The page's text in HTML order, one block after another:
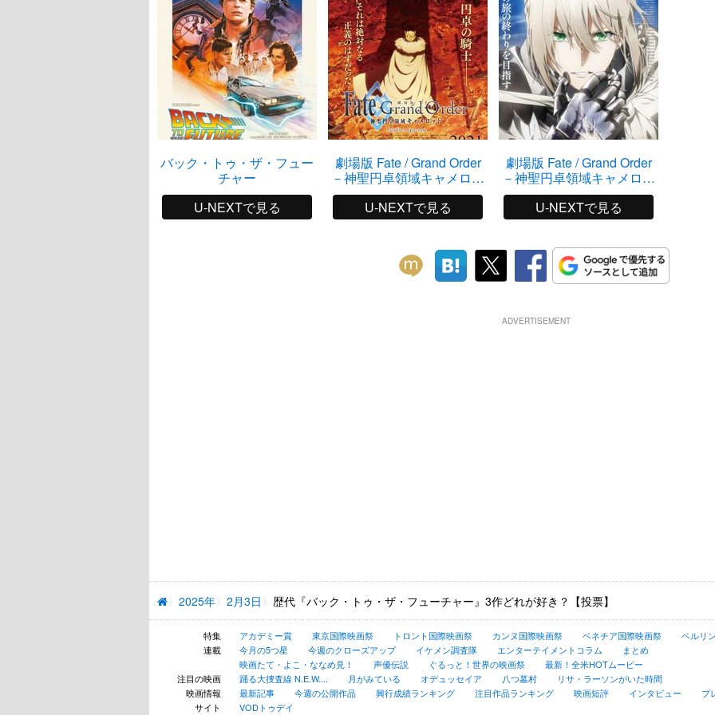
バック・トゥ・ザ・フュー
チャー
U-NEXTで見る
劇場版 Fate / Grand Order
－神聖円卓領域キャメロッ
ト－ 後編Paladin;
Agateram
U-NEXTで見る
劇場版 Fate / Grand Order
－神聖円卓領域キャメロッ
ト－ 前編Wandering;
Agateram
U-NEXTで見る
ADVERTISEMENT
2025年 2月3日 歴代『バック・トゥ・ザ・フューチャー』3作どれが好き？【投票】
特集 アカデミー賞 東京国際映画祭 トロント国際映画祭 カンヌ国際映画祭 ベネチア国際映画祭 ベルリ
連載
今月の5つ星 今週のクローズアップ イケメン調査隊 エンターテイメントコラム
まとめ
映画たて・よこ・ななめ見！
声優伝説 ぐるっと！世界の映画祭
最新！全米HOTムービー
注目の映画
踊る大捜査線 N.E.W.... 月がみている オデュッセイア 八つ墓村
リサ・ラーソンがいた時間
映画情報
最新記事 今週の公開作品 興行成績ランキング 注目作品ランキング 映画短評 インタビュー
プ
サイト
VODトゥデイ